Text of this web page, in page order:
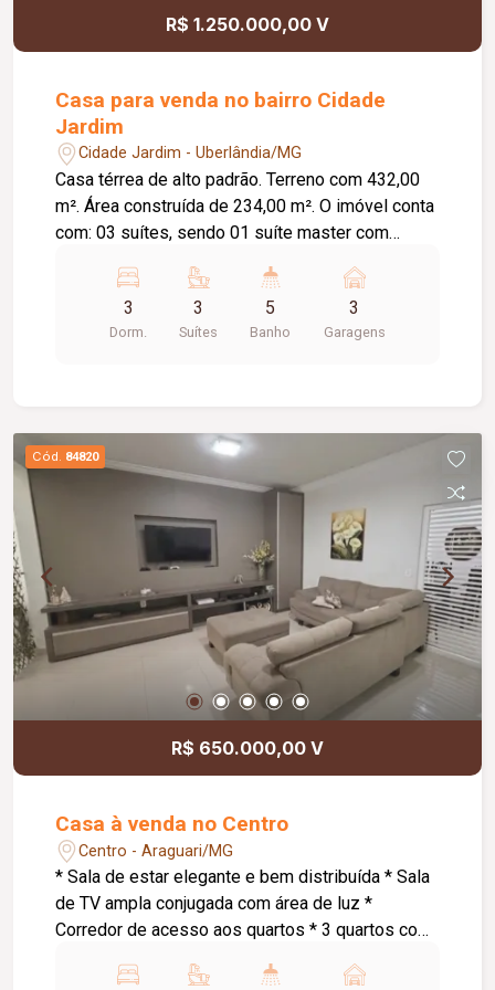
R$ 1.250.000,00 V
Casa para venda no bairro Cidade
Jardim
Cidade Jardim - Uberlândia/MG
Casa térrea de alto padrão. Terreno com 432,00
m². Área construída de 234,00 m². O imóvel conta
com: 03 suítes, sendo 01 suíte master com
inverno; Cozinha ampla e funcional; Área gourmet
com banheiro de apoio e depósito; Piscina
aquecida; Academia privativa; Lavanderia
Carregador para veículo elétrico; Portões
eletrônicos; Sistema de alarme com câmeras de
monitoramento; Cerca concertina; Acabamentos
atualizados; Ambientes amplos, modernos e bem
de venda: R$ 1.250.000,00.
3
Dorm.
3
Suítes
5
Banho
3
Garagens
Cód. 84820
R$ 650.000,00 V
Casa à venda no Centro
Centro - Araguari/MG
* Sala de estar elegante e bem distribuída * Sala
de TV ampla conjugada com área de luz *
Corredor de acesso aos quartos * 3 quartos com
planejados e banheira de hidromassagem * 1